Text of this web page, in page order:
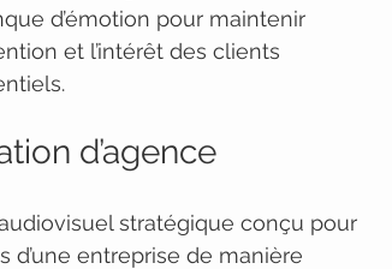
d’émotion pour maintenir
et l’intérêt des clients
d’agence
stratégique conçu pour
d’une entreprise de manière